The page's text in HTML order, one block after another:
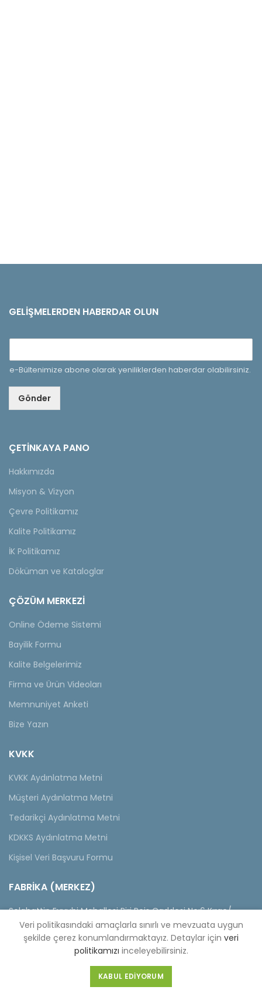
GELIŞMELERDEN HABERDAR OLUN
e-Bültenimize abone olarak yeniliklerden haberdar olabilirsiniz.
Gönder
ÇETINKAYA PANO
Hakkımızda
Misyon & Vizyon
Çevre Politikamız
Kalite Politikamız
İK Politikamız
Döküman ve Kataloglar
ÇÖZÜM MERKEZİ
Online Ödeme Sistemi
Bayilik Formu
Kalite Belgelerimiz
Firma ve Ürün Videoları
Memnuniyet Anketi
Bize Yazın
KVKK
KVKK Aydınlatma Metni
Müşteri Aydınlatma Metni
Tedarikçi Aydınlatma Metni
KDKKS Aydınlatma Metni
Kişisel Veri Başvuru Formu
FABRİKA (MERKEZ)
Selahattin Eyyubi Mahallesi Piri Reis Caddesi No:6 Kıraç/
İstanbul
Tel :0-212-689 56 89-98Fax :0-212-689 56 99
Veri politikasındaki amaçlarla sınırlı ve mevzuata uygun
şekilde çerez konumlandırmaktayız. Detaylar için veri
politikamızı inceleyebilirsiniz.
KABUL EDIYORUM